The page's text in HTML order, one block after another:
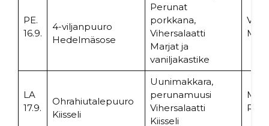
PE.
16.9.
4-viljanpuuro
Hedelmäsose
Perunat
porkkana,
Vihersalaatti
Marjat ja
vaniljakastike
LA
17.9.
Ohrahiutalepuuro
Kiisseli
Uunimakkara,
perunamuusi
Vihersalaatti
Kiisseli